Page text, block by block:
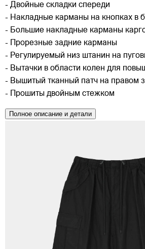
- Двойные складки спереди
- Накладные карманы на кнопках в
- Большие накладные карманы
- Прорезные задние карманы
- Регулируемый низ штанин на
- Вытачки в области колен для
- Вышитый тканный патч на правом
- Прошиты двойным стежком
Полное описание и детали